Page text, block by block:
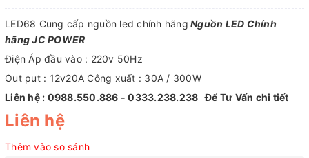
LED68 Cung cấp nguồn led chính hãng Nguồn LED Chính
hãng JC POWER
Điện Áp đầu vào : 220v 50Hz
Out put : 12v20A Công xuất : 30A / 300W
Liên hệ : 0988.550.886 - 0333.238.238 Để Tư Vấn chi tiết
Liên hệ
Thêm vào so sánh